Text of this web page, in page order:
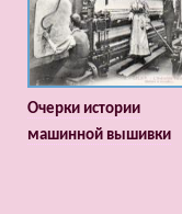
Очерки истории
машинной вышивки